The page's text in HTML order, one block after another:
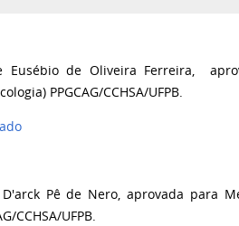
Eusébio de Oliveira Ferreira,
PPGCAG/CCHSA/UFPB.
D'arck Pê de Nero, aprovada para
CCHSA/UFPB.